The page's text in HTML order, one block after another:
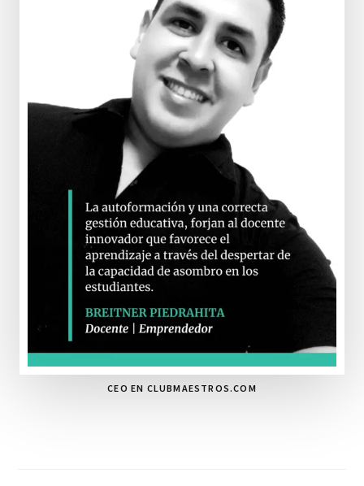
CEO EN CLUBMAESTROS.COM